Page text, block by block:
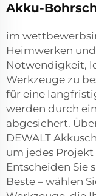
Akku-
im
Heimwerken
Notwendigkeit,
Werkzeuge zu
für eine
werden durch
abgesichert.
DEWALT
um jedes
Entscheiden Sie
Beste – wählen